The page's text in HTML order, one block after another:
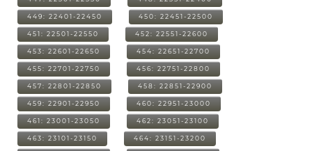
449: 22401-22450 450: 22451-22500
451: 22501-22550 452: 22551-22600
453: 22601-22650 454: 22651-22700
455: 22701-22750 456: 22751-22800
457: 22801-22850 458: 22851-22900
459: 22901-22950 460: 22951-23000
461: 23001-23050 462: 23051-23100
463: 23101-23150 464: 23151-23200